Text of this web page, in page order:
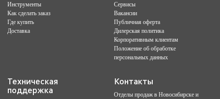
Инструменты
Как сделать заказ
Где купить
Доставка
Сервисы
Вакансии
Публичная оферта
Дилерская политика
Корпоративным клиентам
Положение об обработке
персональных данных
Техническая
поддержка
Контакты
Отделы продаж в Новосибирске и